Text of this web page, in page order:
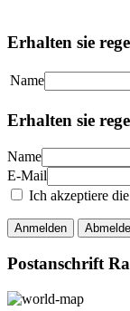
Erhalten sie
Name
Erhalten sie
Name
E-Mail
Ich akzeptiere die
Anmelden
Postanschrift